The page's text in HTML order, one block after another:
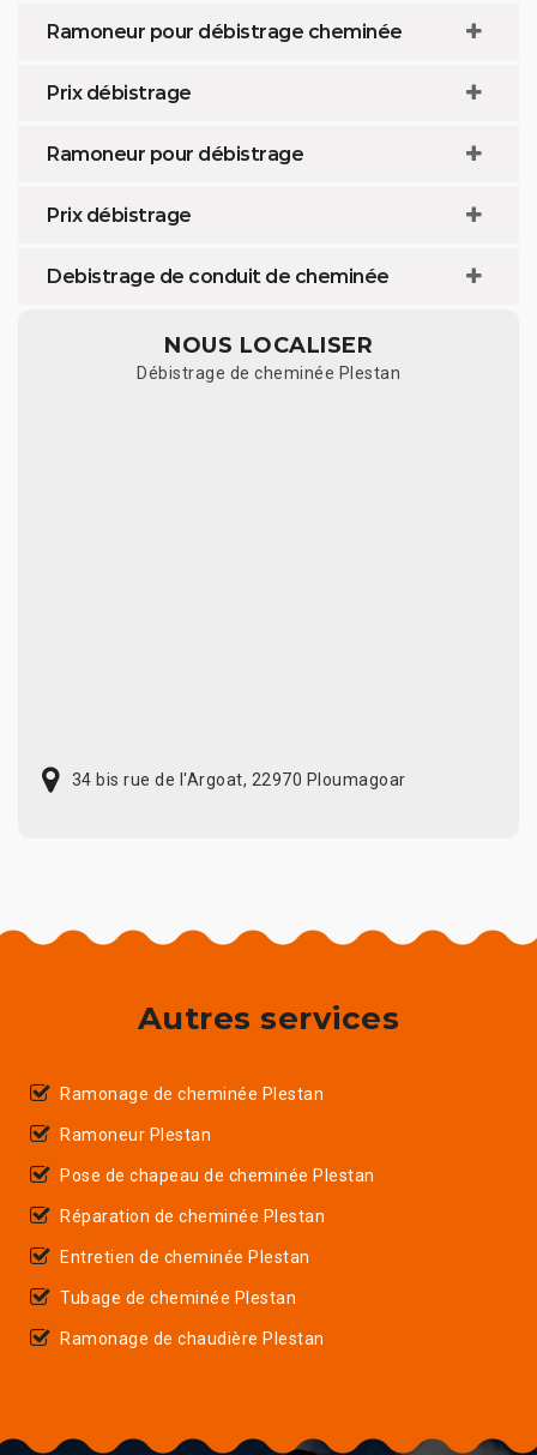
Ramoneur pour débistrage cheminée
Prix débistrage
Ramoneur pour débistrage
Prix débistrage
Debistrage de conduit de cheminée
NOUS LOCALISER
Débistrage de cheminée Plestan
34 bis rue de l'Argoat, 22970 Ploumagoar
Autres services
Ramonage de cheminée Plestan
Ramoneur Plestan
Pose de chapeau de cheminée Plestan
Réparation de cheminée Plestan
Entretien de cheminée Plestan
Tubage de cheminée Plestan
Ramonage de chaudière Plestan